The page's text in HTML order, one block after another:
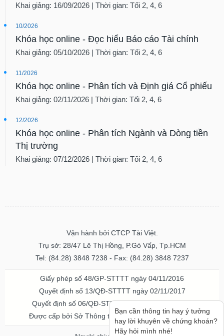
Khai giảng: 16/09/2026 | Thời gian: Tối 2, 4, 6
10/2026
Khóa học online - Đọc hiểu Báo cáo Tài chính
Khai giảng: 05/10/2026 | Thời gian: Tối 2, 4, 6
11/2026
Khóa học online - Phân tích và Định giá Cổ phiếu
Khai giảng: 02/11/2026 | Thời gian: Tối 2, 4, 6
12/2026
Khóa học online - Phân tích Ngành và Dòng tiền
Thị trường
Khai giảng: 07/12/2026 | Thời gian: Tối 2, 4, 6
Vận hành bởi CTCP Tài Việt.
Trụ sở: 28/47 Lê Thị Hồng, P.Gò Vấp, Tp.HCM
Tel: (84.28) 3848 7238 - Fax: (84.28) 3848 7237
Giấy phép số 48/GP-STTTT ngày 04/11/2016
Quyết định số 13/QĐ-STTTT ngày 02/11/2017
Quyết định số 06/QĐ-STTTT-ICP ngày 20/07/2023
Được cấp bởi Sở Thông tin và Truyền thông TPHCM
Bạn cần thông tin hay ý tưởng
hay lời khuyên về chứng khoán?
Hãy hỏi mình nhé!